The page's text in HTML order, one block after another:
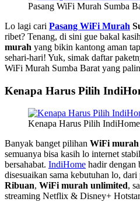
Pasang WiFi Murah Sumba
Lo lagi cari Pasang WiFi Murah
ribet? Tenang, di sini gue bakal
murah yang bikin kantong aman
sehari-hari! Yuk, simak daftar
WiFi Murah Sumba Barat yang
Kenapa Harus Pilih
Kenapa Harus Pilih
Banyak banget pilihan WiFi murah
semuanya bisa kasih lo internet
bersahabat. IndiHome hadir dengan
disesuaikan sama kebutuhan lo, dari
Ribuan, WiFi murah unlimited,
streaming Netflix & Disney+